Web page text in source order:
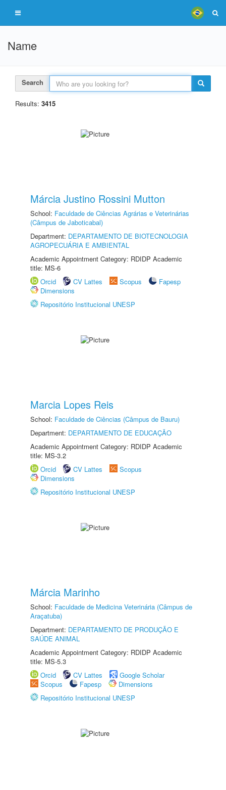
Name
Search
Results: 3415
Márcia Justino Rossini Mutton
School: Faculdade de Ciências Agrárias e Veterinárias
(Câmpus de Jaboticabal)
Department: DEPARTAMENTO DE BIOTECNOLOGIA
AGROPECUÁRIA E AMBIENTAL
Academic Appointment Category: RDIDP Academic
title: MS-6
Orcid
CV Lattes Scopus
Fapesp
Dimensions
Repositório Institucional UNESP
Marcia Lopes Reis
School: Faculdade de Ciências (Câmpus de Bauru)
Department: DEPARTAMENTO DE EDUCAÇÃO
Academic Appointment Category: RDIDP Academic
title: MS-3.2
Orcid
CV Lattes
Scopus
Dimensions
Repositório Institucional UNESP
Márcia Marinho
School: Faculdade de Medicina Veterinária (Câmpus de
Araçatuba)
Department: DEPARTAMENTO DE PRODUÇÃO E
SAÚDE ANIMAL
Academic Appointment Category: RDIDP Academic
title: MS-5.3
Orcid
CV Lattes
Google Scholar
Scopus
Fapesp
Dimensions
Repositório Institucional UNESP